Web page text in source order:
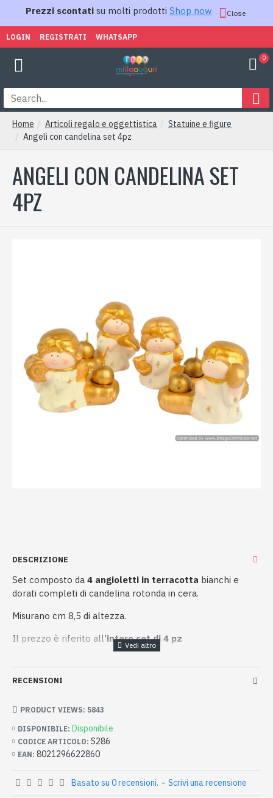
Prezzi scontati su molti prodotti Shop now Close
LOGIN REGISTRATI WHATSAPP
0
Home Articoli regalo e oggettistica
Statuine e figure
Angeli con candelina set 4pz
ANGELI CON CANDELINA SET
4PZ
DESCRIZIONE
Set composto da 4 angioletti in terracotta bianchi e
dorati completi di candelina rotonda in cera.
Misurano cm 8,5 di altezza.
Il prezzo è riferito all'intero set di 4 pz
RECENSIONI
DISPONIBILE: Disponibile
CODICE ARTICOLO: S286
EAN: 8021296622860
PRODUCT VIEWS: 5843
Basato su 0 recensioni. - Scrivi una recensione